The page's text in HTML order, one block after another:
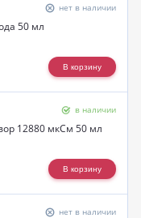
нет в наличии
50 мл
в наличии
12880 мкСм 50 мл
нет в наличии